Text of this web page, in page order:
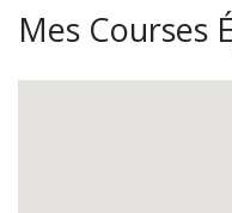
Mes Courses